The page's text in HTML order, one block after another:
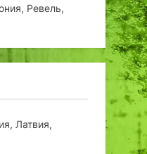
Ревель,
Латвия,